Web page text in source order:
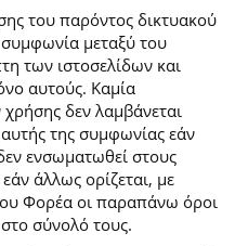
του παρόντος δικτυακού
μεταξύ του
των ιστοσελίδων και
αυτούς. Καμία
δεν λαμβάνεται
της συμφωνίας εάν
ενσωματωθεί στους
άλλως ορίζεται, με
Φορέα οι παραπάνω όροι
σύνολό τους.